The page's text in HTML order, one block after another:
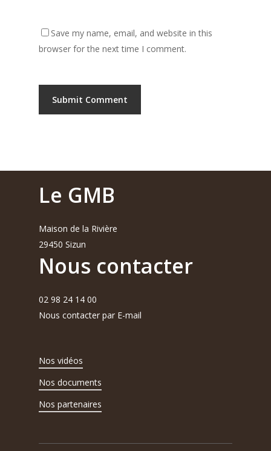
Save my name, email, and website in this
browser for the next time I comment.
Le GMB
Maison de la Rivière
29450 Sizun
Nous contacter
02 98 24 14 00
Nous contacter par E-mail
Nos vidéos
Nos documents
Nos partenaires